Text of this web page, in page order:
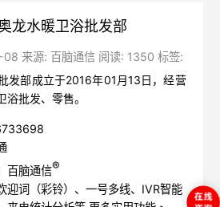
龙水暖卫浴批发部
来源: 百脑通信 阅读: 1350 标签:
发部成立于2016年01月13日，经营
批发、零售。
百脑通信®
迎词（彩铃）、一号多线、IVR智能